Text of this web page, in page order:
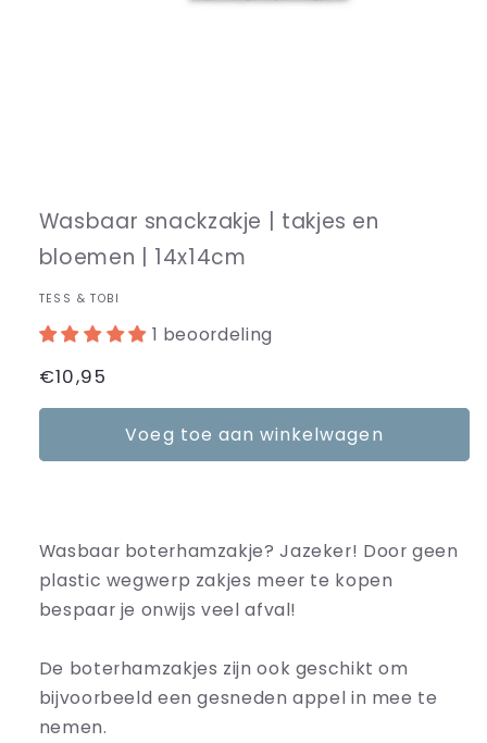
Wasbaar snackzakje | takjes en
bloemen | 14x14cm
TESS & TOBI
1 beoordeling
Normale
prijs
€10,95
Voeg toe aan winkelwagen
Wasbaar boterhamzakje? Jazeker! Door geen
plastic wegwerp zakjes meer te kopen
bespaar je onwijs veel afval!
De boterhamzakjes zijn ook geschikt om
bijvoorbeeld een gesneden appel in mee te
nemen.